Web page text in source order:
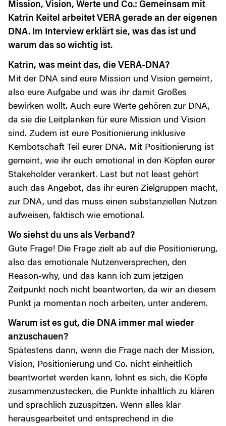
Mission, Vision, Werte und Co.: Gemeinsam mit
Katrin Keitel arbeitet VERA gerade an der eigenen
DNA. Im Interview erklärt sie, was das ist und
warum das so wichtig ist.
Katrin, was meint das, die VERA-DNA?
Mit der DNA sind eure Mission und Vision gemeint,
also eure Aufgabe und was ihr damit Großes
bewirken wollt. Auch eure Werte gehören zur DNA,
da sie die Leitplanken für eure Mission und Vision
sind. Zudem ist eure Positionierung inklusive
Kernbotschaft Teil eurer DNA. Mit Positionierung ist
gemeint, wie ihr euch emotional in den Köpfen eurer
Stakeholder verankert. Last but not least gehört
auch das Angebot, das ihr euren Zielgruppen macht,
zur DNA, und das muss einen substanziellen Nutzen
aufweisen, faktisch wie emotional.
Wo siehst du uns als Verband?
Gute Frage! Die Frage zielt ab auf die Positionierung,
also das emotionale Nutzenversprechen, den
Reason-why, und das kann ich zum jetzigen
Zeitpunkt noch nicht beantworten, da wir an diesem
Punkt ja momentan noch arbeiten, unter anderem.
Warum ist es gut, die DNA immer mal wieder
anzuschauen?
Spätestens dann, wenn die Frage nach der Mission,
Vision, Positionierung und Co. nicht einheitlich
beantwortet werden kann, lohnt es sich, die Köpfe
zusammenzustecken, die Punkte inhaltlich zu klären
und sprachlich zuzuspitzen. Wenn alles klar
herausgearbeitet und entsprechend in die